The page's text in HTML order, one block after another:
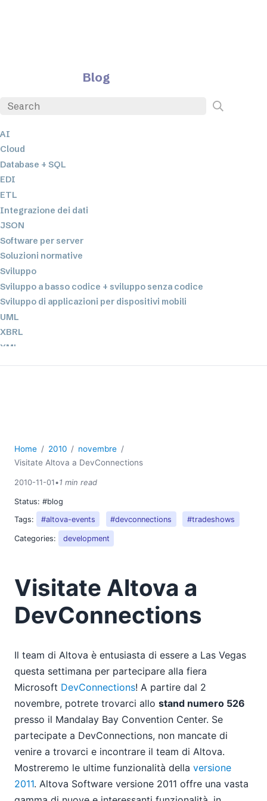
Blog
AI
Cloud
Database + SQL
EDI
ETL
Integrazione dei dati
JSON
Software per server
Soluzioni normative
Sviluppo
Sviluppo a basso codice + sviluppo senza codice
Sviluppo di applicazioni per dispositivi mobili
UML
XBRL
XML
2024
2023
2022
2020
2019
2018
2015
2013
03
04
05
06
07
09
10
Home 2010
novembre
Visitate Altova a DevConnections
2010-11-01•1 min read
Status: #blog
Tags:
#altova-events #devconnections #tradeshows
Categories: development
Visitate Altova a
DevConnections
Il team di Altova è entusiasta di essere a Las Vegas
questa settimana per partecipare alla fiera
Microsoft DevConnections! A partire dal 2
novembre, potrete trovarci allo stand numero 526
presso il Mandalay Bay Convention Center. Se
partecipate a DevConnections, non mancate di
venire a trovarci e incontrare il team di Altova.
Mostreremo le ultime funzionalità della versione
2011. Altova Software versione 2011 offre una vasta